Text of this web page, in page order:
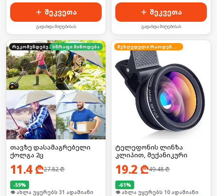
შეკვეთა
გადახდა მიღებისას
შეკვეთა
გადახდა მიღებისას
რეკომენდებულისწრაფი მიწოდება
თავზე დასამაგრებელი
ქოლგა 2ც
11.4₾27.82₾
-59%
🛒 ბოლო 24სთ-ში იყიდა 47-მა
ტელეფონის ლინზა
კლიპით, მექანიკური
19.2 ₾49.48₾
-61%
🛒 ბოლო 24სთ-ში იყიდა 15-მა